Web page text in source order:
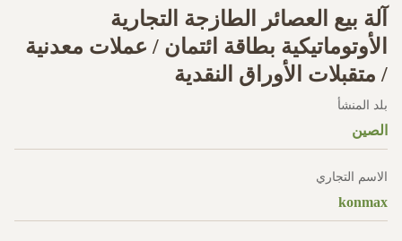
آلة بيع العصائر الطازجة التجارية
الأوتوماتيكية بطاقة ائتمان / عملات معدنية
/ متقبلات الأوراق النقدية
بلد المنشأ
الصين
الاسم التجاري
konmax